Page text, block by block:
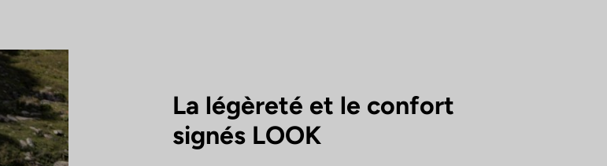
La légèreté et le confort
signés LOOK